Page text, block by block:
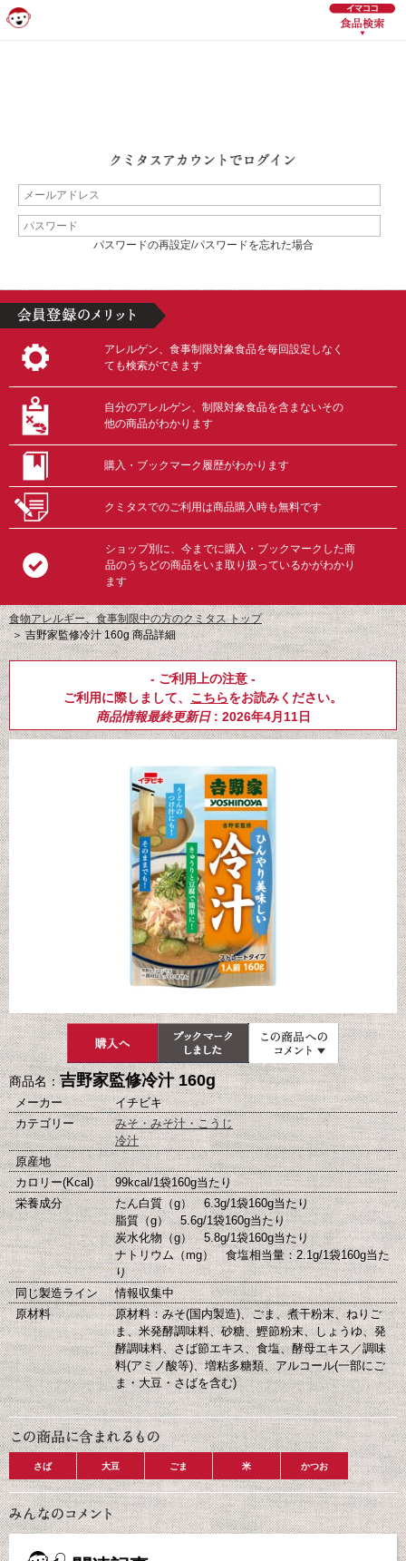
パスワードの再設定/パスワードを忘れた場合
アレルゲン、食事制限対象食品を毎回設定しなく
ても検索ができます
自分のアレルゲン、制限対象食品を含まないその
他の商品がわかります
購入・ブックマーク履歴がわかります
クミタスでのご利用は商品購入時も無料です
ショップ別に、今までに購入・ブックマークした商
品のうちどの商品をいま取り扱っているかがわかり
ます
食物アレルギー、食事制限中の方のクミタス トップ
＞吉野家監修冷汁 160g 商品詳細
- ご利用上の注意 -
ご利用に際しまして、 こちらをお読みください。
商品情報最終更新日: 2026年4月11日
商品名：吉野家監修冷汁 160g
メーカー
イチビキ
カテゴリー
みそ・みそ汁・こうじ
冷汁
原産地
カロリー(Kcal)
99kcal/1袋160g当たり
栄養成分
たん白質（g） 6.3g/1袋160g当たり
脂質（g） 5.6g/1袋160g当たり
炭水化物（g） 5.8g/1袋160g当たり
ナトリウム（mg） 食塩相当量：2.1g/1袋160g当た
り
同じ製造ライン
情報収集中
原材料
原材料：みそ(国内製造)、ごま、煮干粉末、ねりご
ま、米発酵調味料、砂糖、鰹節粉末、しょうゆ、発
酵調味料、さば節エキス、食塩、酵母エキス／調味
料(アミノ酸等)、増粘多糖類、アルコール(一部にご
ま・大豆・さばを含む)
さば 大豆 ごま 米 かつお